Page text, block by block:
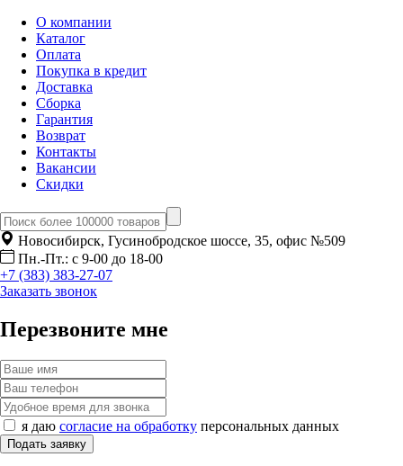
О компании
Каталог
Оплата
Покупка в кредит
Доставка
Сборка
Гарантия
Возврат
Контакты
Вакансии
Скидки
Новосибирск, Гусинобродское шоссе, 35, офис №509
Пн.-Пт.: с 9-00 до 18-00
+7 (383) 383-27-07
Заказать звонок
Перезвоните мне
я даю согласие на обработку персональных данных